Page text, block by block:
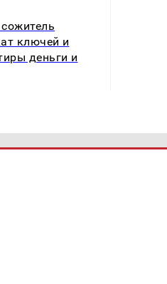
ключей и
деньги и